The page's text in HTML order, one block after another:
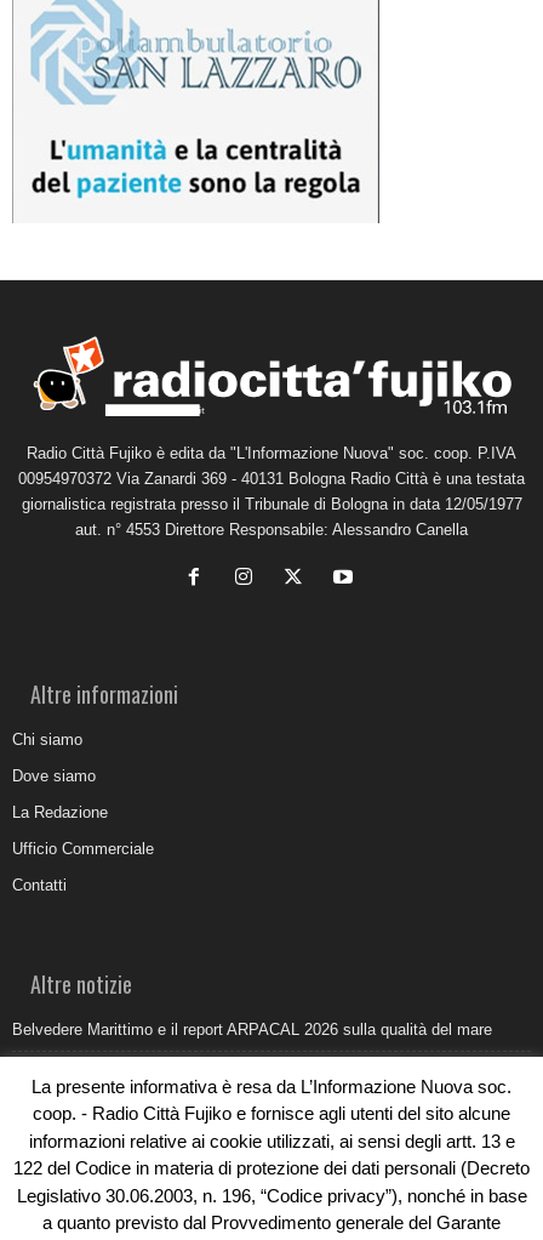
Radio Città Fujiko è edita da "L'Informazione Nuova" soc. coop. P.IVA
00954970372 Via Zanardi 369 - 40131 Bologna Radio Città è una testata
giornalistica registrata presso il Tribunale di Bologna in data 12/05/1977
aut. n° 4553 Direttore Responsabile: Alessandro Canella
Altre informazioni
Chi siamo
Dove siamo
La Redazione
Ufficio Commerciale
Contatti
Altre notizie
Belvedere Marittimo e il report ARPACAL 2026 sulla qualità del mare
Umidità di risalita in casa, come riconoscere i segnali veri
Torna il Sun Donato Festival 2026
Come il busking moderno ridisegna il paesaggio sonoro urbano
La presente informativa è resa da L’Informazione Nuova soc.
coop. - Radio Città Fujiko e fornisce agli utenti del sito alcune
informazioni relative ai cookie utilizzati, ai sensi degli artt. 13 e
122 del Codice in materia di protezione dei dati personali (Decreto
Legislativo 30.06.2003, n. 196, “Codice privacy”), nonché in base
a quanto previsto dal Provvedimento generale del Garante